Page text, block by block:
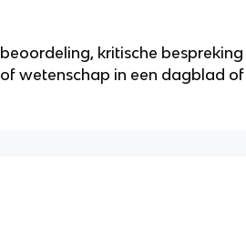
beoordeling, kritische
of wetenschap in een dagblad